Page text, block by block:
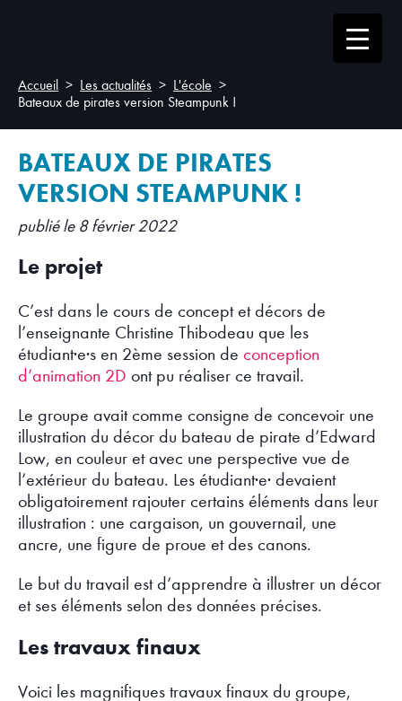
Accueil Les actualités
L'école
Bateaux de pirates version Steampunk !
BATEAUX DE PIRATES
VERSION STEAMPUNK !
publié le 8 février 2022
Le projet
C’est dans le cours de concept et décors de
l’enseignante Christine Thibodeau que les
étudiant·e·s en 2ème session de conception
d’animation 2D ont pu réaliser ce travail.
Le groupe avait comme consigne de concevoir une
illustration du décor du bateau de pirate d’Edward
Low, en couleur et avec une perspective vue de
l’extérieur du bateau. Les étudiant·e· devaient
obligatoirement rajouter certains éléments dans leur
illustration : une cargaison, un gouvernail, une
ancre, une figure de proue et des canons.
Le but du travail est d’apprendre à illustrer un décor
et ses éléments selon des données précises.
Les travaux finaux
Voici les magnifiques travaux finaux du groupe,